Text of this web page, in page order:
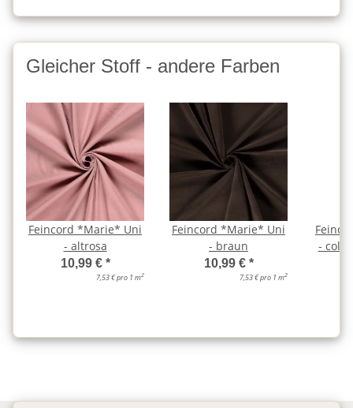
Gleicher Stoff - andere Farben
Feincord *Marie* Uni
- altrosa
10,99 € *
7,53 € pro 1 m2
Feincord *Marie* Uni
- braun
10,99 € *
7,53 € pro 1 m2
- cold